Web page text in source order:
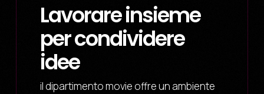
Lavorare insieme
per condividere
idee
il dipartimento movie offre un ambiente